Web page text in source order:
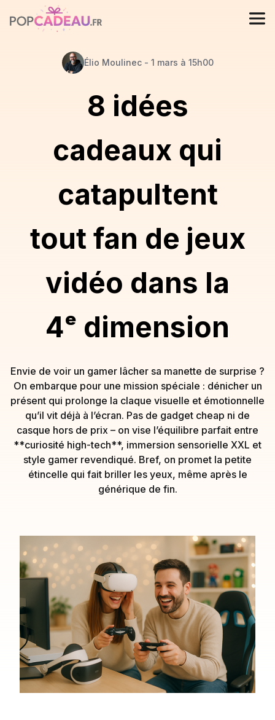
Élio Moulinec - 1 mars à 15h00
8 idées
cadeaux qui
catapultent
tout fan de jeux
vidéo dans la
4ᵉ dimension
Envie de voir un gamer lâcher sa manette de surprise ?
On embarque pour une mission spéciale : dénicher un
présent qui prolonge la claque visuelle et émotionnelle
qu’il vit déjà à l’écran. Pas de gadget cheap ni de
casque hors de prix – on vise l’équilibre parfait entre
**curiosité high-tech**, immersion sensorielle XXL et
style gamer revendiqué. Bref, on promet la petite
étincelle qui fait briller les yeux, même après le
générique de fin.